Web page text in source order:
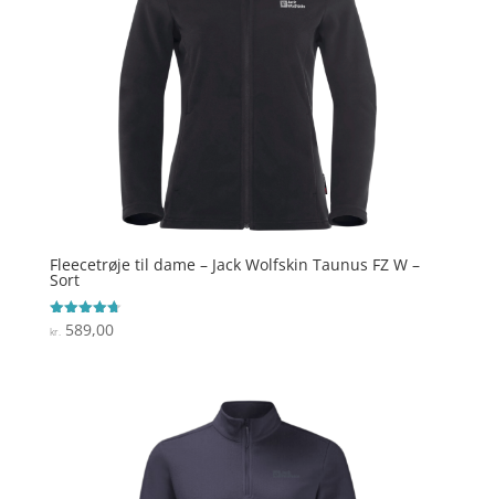
Fleecetrøje til dame – Jack Wolfskin Taunus FZ W –
Sort
Vurderet
4.7
kr.589,00